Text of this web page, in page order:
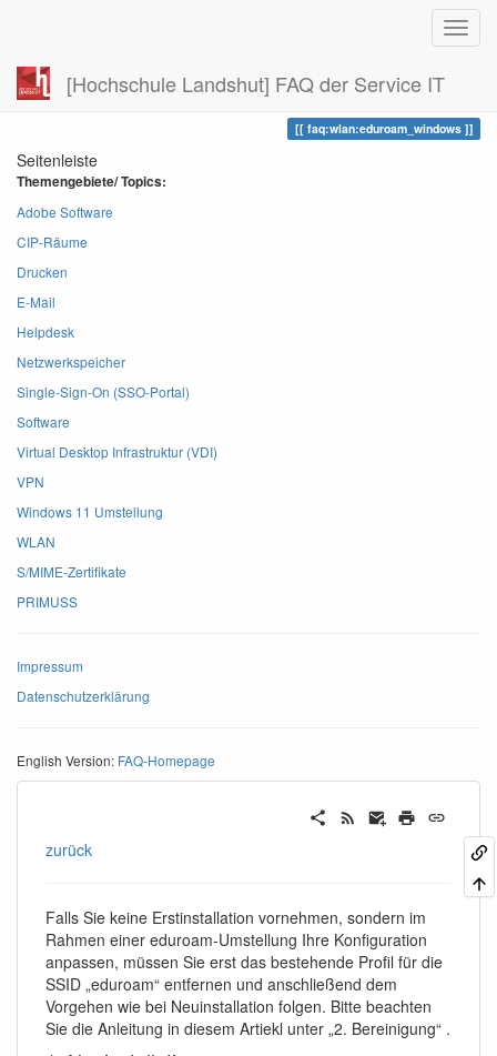
[Hochschule Landshut] FAQ der Service IT
Zuletzt angesehen eduroam_windows
faq:wlan:eduroam_windows
Seitenleiste
Themengebiete/ Topics:
Adobe Software
CIP-Räume
Drucken
E-Mail
Helpdesk
Netzwerkspeicher
Single-Sign-On (SSO-Portal)
Software
Virtual Desktop Infrastruktur (VDI)
VPN
Windows 11 Umstellung
WLAN
S/MIME-Zertifikate
PRIMUSS
Impressum
Datenschutzerklärung
English Version: FAQ-Homepage
zurück
Falls Sie keine Erstinstallation vornehmen, sondern im
Rahmen einer eduroam-Umstellung Ihre Konfiguration
anpassen, müssen Sie erst das bestehende Profil für die
SSID „eduroam“ entfernen und anschließend dem
Vorgehen wie bei Neuinstallation folgen. Bitte beachten
Sie die Anleitung in diesem Artiekl unter „2. Bereinigung“ .